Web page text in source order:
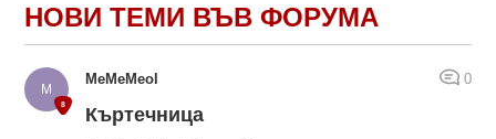
НОВИ ТЕМИ ВЪВ ФОРУМА
MeMeMeol 0
Къртечница